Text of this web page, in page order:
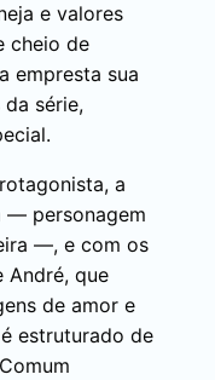
e valores
cheio de
empresta sua
série,
a
— personagem
—, e com os
André, que
de amor e
estruturado de